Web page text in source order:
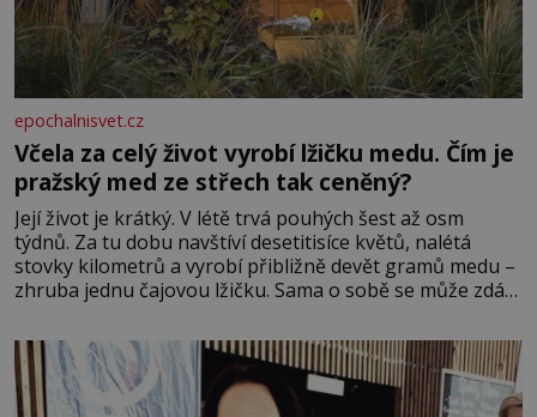
epochalnisvet.cz
Včela za celý život vyrobí lžičku medu. Čím je
pražský med ze střech tak ceněný?
Její život je krátký. V létě trvá pouhých šest až osm
týdnů. Za tu dobu navštíví desetitisíce květů, nalétá
stovky kilometrů a vyrobí přibližně devět gramů medu –
zhruba jednu čajovou lžičku. Sama o sobě se může zdát
tisíc příslušnic svého včelstva, vznikne jeden z
nejdokonalejších organismů